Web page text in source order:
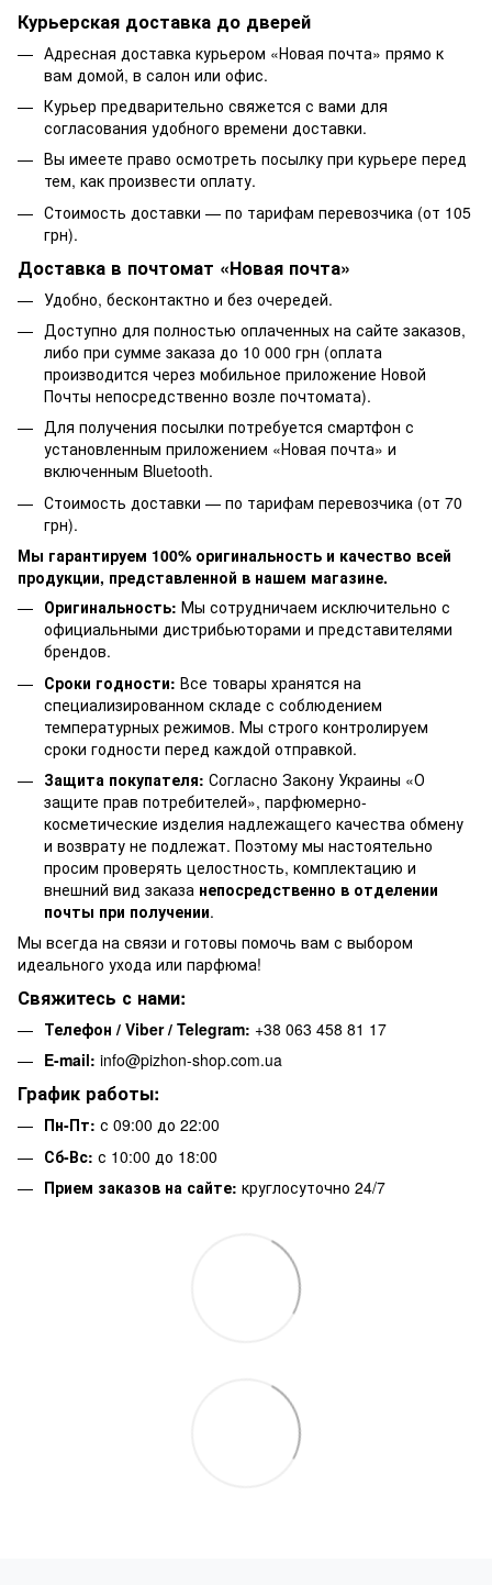
Курьерская доставка до дверей
Адресная доставка курьером «Новая почта» прямо к
вам домой, в салон или офис.
Курьер предварительно свяжется с вами для
согласования удобного времени доставки.
Вы имеете право осмотреть посылку при курьере перед
тем, как произвести оплату.
Стоимость доставки — по тарифам перевозчика (от 105
грн).
Доставка в почтомат «Новая почта»
Удобно, бесконтактно и без очередей.
Доступно для полностью оплаченных на сайте заказов,
либо при сумме заказа до 10 000 грн (оплата
производится через мобильное приложение Новой
Почты непосредственно возле почтомата).
Для получения посылки потребуется смартфон с
установленным приложением «Новая почта» и
включенным Bluetooth.
Стоимость доставки — по тарифам перевозчика (от 70
грн).
Мы гарантируем 100% оригинальность и качество всей
продукции, представленной в нашем магазине.
Оригинальность: Мы сотрудничаем исключительно с
официальными дистрибьюторами и представителями
брендов.
Сроки годности: Все товары хранятся на
специализированном складе с соблюдением
температурных режимов. Мы строго контролируем
сроки годности перед каждой отправкой.
Защита покупателя: Согласно Закону Украины «О
защите прав потребителей», парфюмерно-
косметические изделия надлежащего качества обмену
и возврату не подлежат. Поэтому мы настоятельно
просим проверять целостность, комплектацию и
внешний вид заказа непосредственно в отделении
почты при получении.
Мы всегда на связи и готовы помочь вам с выбором
идеального ухода или парфюма!
Свяжитесь с нами:
Телефон / Viber / Telegram: +38 063 458 81 17
E-mail: info@pizhon-shop.com.ua
График работы:
Пн-Пт: с 09:00 до 22:00
Сб-Вс: с 10:00 до 18:00
Прием заказов на сайте: круглосуточно 24/7